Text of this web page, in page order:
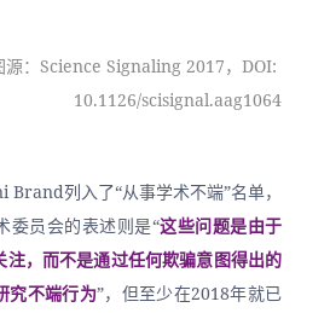
源：Science Signaling 2017，DOI:
10.1126/scisignal.aag1064
列入了“从事学术不端”名单，
委员会的表述则是“这些问题是由于
注，而不是通过任何欺骗意图得出的
究不端行为”，但至少在2018年就已